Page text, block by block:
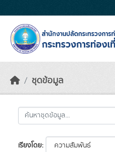
ชุดข้อมูล
เรียงโดย